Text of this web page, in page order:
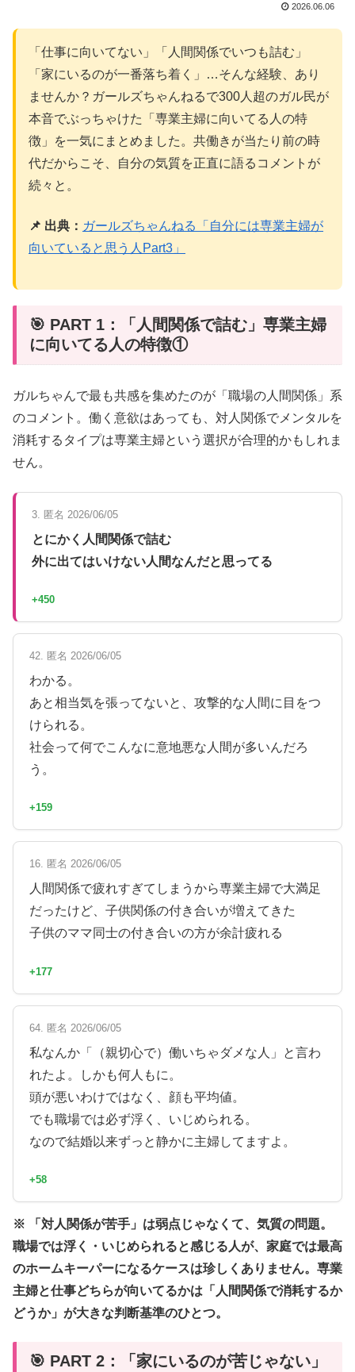
2026.06.06
「仕事に向いてない」「人間関係でいつも詰む」
「家にいるのが一番落ち着く」…そんな経験、あり
ませんか？ガールズちゃんねるで300人超のガル民が
本音でぶっちゃけた「専業主婦に向いてる人の特
徴」を一気にまとめました。共働きが当たり前の時
代だからこそ、自分の気質を正直に語るコメントが
続々と。
📌 出典： ガールズちゃんねる「自分には専業主婦が
向いていると思う人Part3」
🎯 PART 1：「人間関係で詰む」専業主婦
に向いてる人の特徴①
ガルちゃんで最も共感を集めたのが「職場の人間関係」系
のコメント。働く意欲はあっても、対人関係でメンタルを
消耗するタイプは専業主婦という選択が合理的かもしれま
せん。
3. 匿名 2026/06/05
とにかく人間関係で詰む
外に出てはいけない人間なんだと思ってる
+450
42. 匿名 2026/06/05
わかる。
あと相当気を張ってないと、攻撃的な人間に目をつ
けられる。
社会って何でこんなに意地悪な人間が多いんだろ
う。
+159
16. 匿名 2026/06/05
人間関係で疲れすぎてしまうから専業主婦で大満足
だったけど、子供関係の付き合いが増えてきた
子供のママ同士の付き合いの方が余計疲れる
+177
64. 匿名 2026/06/05
私なんか「（親切心で）働いちゃダメな人」と言わ
れたよ。しかも何人もに。
頭が悪いわけではなく、顔も平均値。
でも職場では必ず浮く、いじめられる。
なので結婚以来ずっと静かに主婦してますよ。
+58
※ 「対人関係が苦手」は弱点じゃなくて、気質の問題。
職場では浮く・いじめられると感じる人が、家庭では最高
のホームキーパーになるケースは珍しくありません。専業
主婦と仕事どちらが向いてるかは「人間関係で消耗するか
どうか」が大きな判断基準のひとつ。
🎯 PART 2：「家にいるのが苦じゃない」